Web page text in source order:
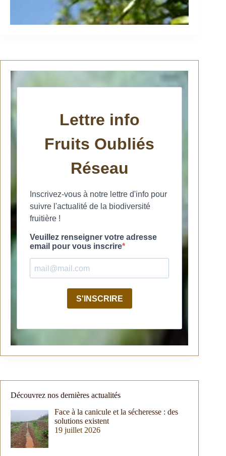
Lettre info
Fruits Oubliés
Réseau
Inscrivez-vous à notre lettre d'info pour
suivre l'actualité de la biodiversité
fruitière !
Veuillez renseigner votre adresse
email pour vous inscrire
S'INSCRIRE
Découvrez nos dernières actualités
Face à la canicule et la sécheresse : des
solutions existent
19 juillet 2026